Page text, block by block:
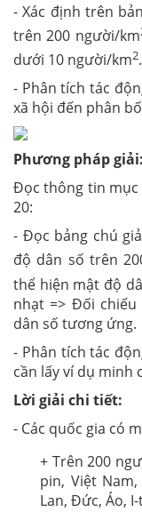
- Xác định trên
trên 200 người/km
dưới 10 người/km2.
- Phân tích tác
xã hội đến phân
Phương pháp giải:
Đọc thông tin mục
20:
- Đọc bảng chú
độ dân số trên
thể hiện mật độ
nhạt => Đối
dân số tương ứng.
- Phân tích tác
cần lấy ví dụ minh
Lời giải chi tiết:
- Các quốc gia có
+ Trên 200
pin, Việt
Lan, Đức, Áo,